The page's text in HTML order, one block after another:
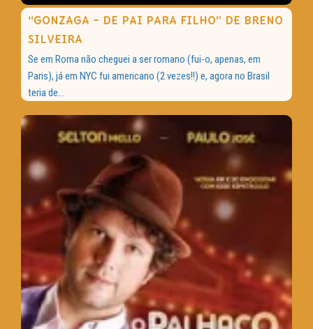
“GONZAGA – DE PAI PARA FILHO” DE BRENO
SILVEIRA
Se em Roma não cheguei a ser romano (fui-o, apenas, em
Paris), já em NYC fui americano (2 vezes!!) e, agora no Brasil
teria de...